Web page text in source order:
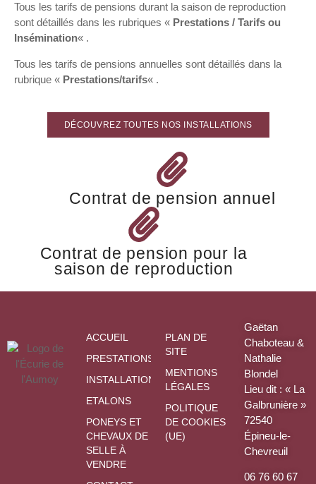
Tous les tarifs de pensions durant la saison de reproduction
sont détaillés dans les rubriques « Prestations / Tarifs ou
Insémination« .
Tous les tarifs de pensions annuelles sont détaillés dans la
rubrique « Prestations/tarifs« .
DÉCOUVREZ TOUTES NOS INSTALLATIONS
Contrat de pension annuel
Contrat de pension pour la
saison de reproduction
ACCUEIL
PRESTATIONS
INSTALLATIONS
ETALONS
PONEYS ET
CHEVAUX DE
SELLE À
VENDRE
PLAN DE
SITE
MENTIONS
LÉGALES
POLITIQUE
DE COOKIES
(UE)
Gaëtan
Chaboteau &
Nathalie
Blondel
Lieu dit : « La
Galbrunière »
72540
Épineu-le-
Chevreuil
06 76 60 67